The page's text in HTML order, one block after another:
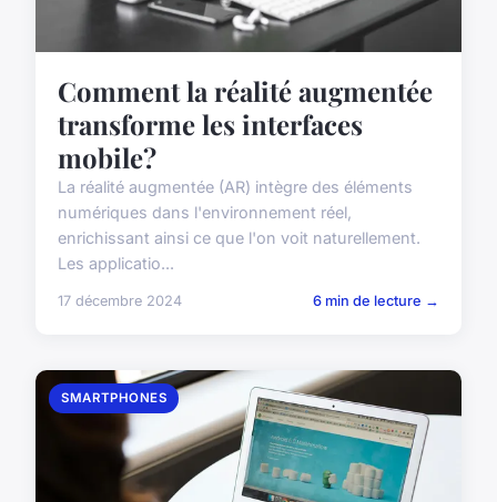
Comment la réalité augmentée
transforme les interfaces
mobile?
La réalité augmentée (AR) intègre des éléments
numériques dans l'environnement réel,
enrichissant ainsi ce que l'on voit naturellement.
Les applicatio...
17 décembre 2024 6 min de lecture →
SMARTPHONES